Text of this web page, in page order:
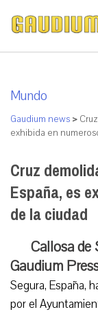
Mundo
Gaudium news >
exhibida en
Cruz
España, es
de la ciudad
Callosa de
Gaudium
Segura, España,
por el